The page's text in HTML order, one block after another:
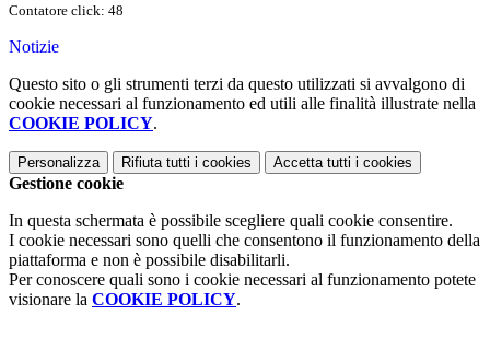
Contatore click: 48
Notizie
Questo sito o gli strumenti terzi da questo utilizzati si avvalgono di
cookie necessari al funzionamento ed utili alle finalità illustrate nella
COOKIE POLICY.
Personalizza Rifiuta tutti i cookies Accetta tutti i cookies
Gestione cookie
In questa schermata è possibile scegliere quali cookie consentire.
I cookie necessari sono quelli che consentono il funzionamento della
piattaforma e non è possibile disabilitarli.
Per conoscere quali sono i cookie necessari al funzionamento potete
visionare la COOKIE POLICY.